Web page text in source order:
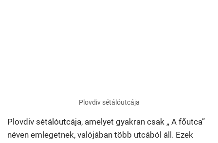
Plovdiv sétálóutcája
Plovdiv sétálóutcája, amelyet gyakran csak „ A főutca”
néven emlegetnek, valójában több utcából áll. Ezek